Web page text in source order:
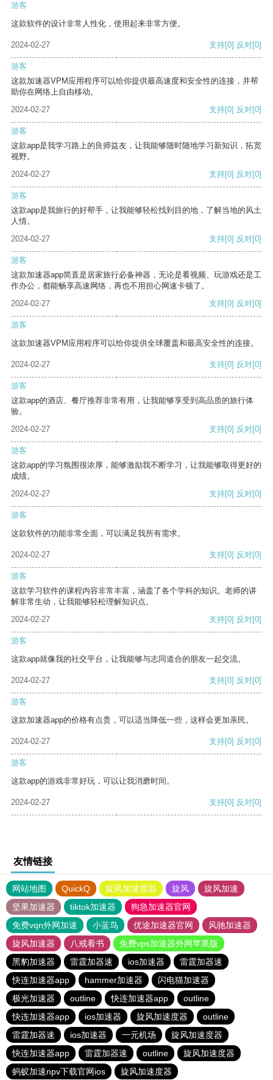
游客
这款软件的设计非常人性化，使用起来非常方便。
2024-02-27 支持[0] 反对[0]
游客
这款加速器VPM应用程序可以给你提供最高速度和安全性的连接，并帮
助你在网络上自由移动。
2024-02-27
支持[0] 反对[0]
游客
这款app是我学习路上的良师益友，让我能够随时随地学习新知识，拓宽
视野。
2024-02-27
支持[0] 反对[0]
游客
这款app是我旅行的好帮手，让我能够轻松找到目的地，了解当地的风土
人情。
2024-02-27
支持[0] 反对[0]
游客
这款加速器app简直是居家旅行必备神器，无论是看视频、玩游戏还是工
作办公，都能畅享高速网络，再也不用担心网速卡顿了。
2024-02-27
支持[0] 反对[0]
游客
这款加速器VPM应用程序可以给你提供全球覆盖和最高安全性的连接。
2024-02-27 支持[0] 反对[0]
游客
这款app的酒店、餐厅推荐非常有用，让我能够享受到高品质的旅行体
验。
2024-02-27
支持[0] 反对[0]
游客
这款app的学习氛围很浓厚，能够激励我不断学习，让我能够取得更好的
成绩。
2024-02-27
支持[0] 反对[0]
游客
这款软件的功能非常全面，可以满足我所有需求。
2024-02-27 支持[0] 反对[0]
游客
这款学习软件的课程内容非常丰富，涵盖了各个学科的知识。老师的讲
解非常生动，让我能够轻松理解知识点。
2024-02-27
支持[0] 反对[0]
游客
这款app就像我的社交平台，让我能够与志同道合的朋友一起交流。
2024-02-27 支持[0] 反对[0]
游客
这款加速器app的价格有点贵，可以适当降低一些，这样会更加亲民。
2024-02-27 支持[0] 反对[0]
游客
这款app的游戏非常好玩，可以让我消磨时间。
2024-02-27 支持[0] 反对[0]
友情链接
网站地图 QuickQ 旋风加速度器 旋风
旋风加速
坚果加速器
tiktok加速器
狗急加速器官网
免费vqn外网加速
小蓝鸟 优途加速器官网
风驰加速器
旋风加速器
八戒看书
免费vps加速器外网苹果版
黑豹加速器
雷霆加器速 ios加速器
雷霆加器速
快连加速器app
hammer加速器
闪电猫加速器
极光加速器
outline 快连加速器app
outline
快连加速器app
ios加速器 旋风加速度器
outline
雷霆加器速
ios加速器 一元机场
旋风加速度器
快连加速器app
雷霆加器速 outline
旋风加速度器
蚂蚁加速npv下载官网ios
旋风加速度器